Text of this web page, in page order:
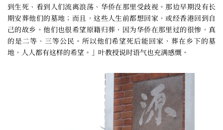
到生死、看到人们流离浪荡、华侨在那里受歧视。那边早期没有长
期安葬他们的墓地；而且，这些人生前都想回家，或经香港回到自
己的故乡。他们也很希望原籍归葬，因为华侨在那里过的很惨，真
的是二等、三等公民。所以他们希望死后能回家，葬在乡下的墓
地，人人都有这样的希望。」叶教授说时语气也充满感慨。